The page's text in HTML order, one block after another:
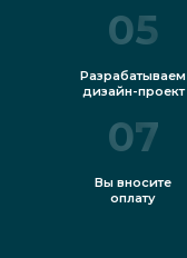
05
Разрабатываем
дизайн-проект
07
Вы вносите
оплату